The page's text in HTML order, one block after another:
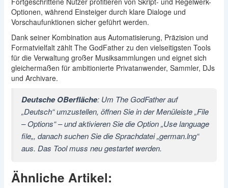
Optionen, während Einsteiger durch klare Dialoge und
Vorschaufunktionen sicher geführt werden.
Dank seiner Kombination aus Automatisierung, Präzision und
Formatvielfalt zählt The GodFather zu den vielseitigsten Tools
für die Verwaltung großer Musiksammlungen und eignet sich
gleichermaßen für ambitionierte Privatanwender, Sammler, DJs
und Archivare.
Deutsche OBerfläche: Um The GodFather auf
„Deutsch“ umzustellen, öffnen Sie in der Menüleiste „File
– Options“ – und aktivieren Sie die Option „Use language
file„, danach suchen Sie die Sprachdatei „german.lng“
aus. Das Tool muss neu gestartet werden.
Ähnliche Artikel: